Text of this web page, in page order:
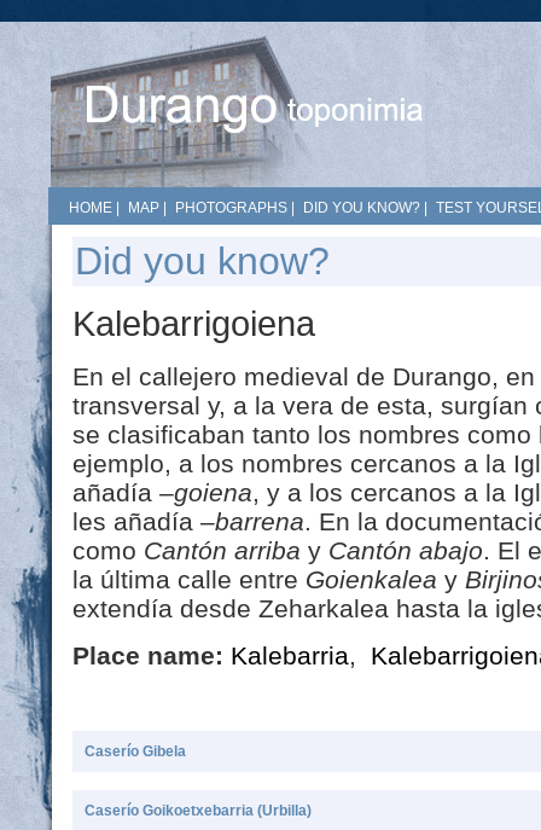
HOME MAP PHOTOGRAPHS DID YOU KNOW? TEST
Did you know?
Kalebarrigoiena
En el callejero medieval de Durango,
transversal y, a la vera de esta,
se clasificaban tanto los nombres
ejemplo, a los nombres cercanos a la
añadía –goiena, y a los cercanos a la
les añadía –barrena. En la
como Cantón arriba y Cantón abajo. El
la última calle entre Goienkalea y
extendía desde Zeharkalea hasta la
Place name: Kalebarria,
Caserío Gibela
Caserío Goikoetxebarria (Urbilla)